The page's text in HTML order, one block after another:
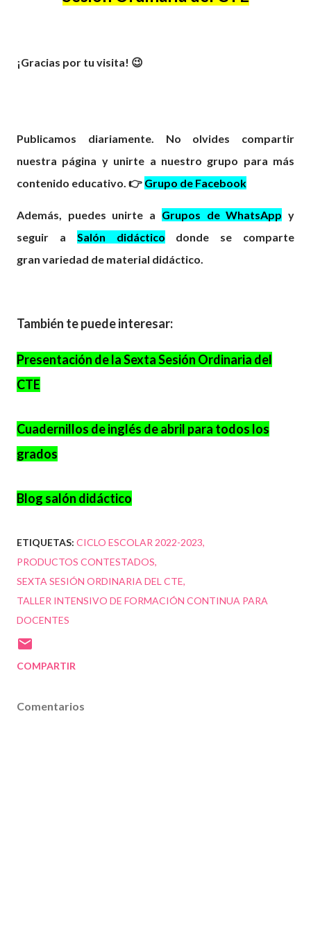
¡Gracias por tu visita! 😉
Publicamos diariamente. No olvides compartir
nuestra página y unirte a nuestro grupo para más
contenido educativo. 👉 Grupo de Facebook
Además, puedes unirte a Grupos de WhatsApp y
seguir a Salón didáctico
donde se comparte
gran variedad de material didáctico.
También te puede interesar:
Presentación de la Sexta Sesión Ordinaria del
CTE
Cuadernillos de inglés de abril para todos los
grados
Blog salón didáctico
ETIQUETAS: CICLO ESCOLAR 2022-2023
PRODUCTOS CONTESTADOS
SEXTA SESIÓN ORDINARIA DEL CTE
TALLER INTENSIVO DE FORMACIÓN CONTINUA PARA
DOCENTES
COMPARTIR
Comentarios